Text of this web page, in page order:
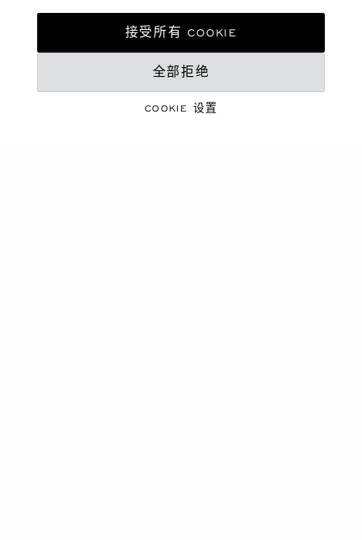
珠宝与腕表臻作
七夕情人节
COOKIE 设置
全部拒绝
接受所有 COOKIE